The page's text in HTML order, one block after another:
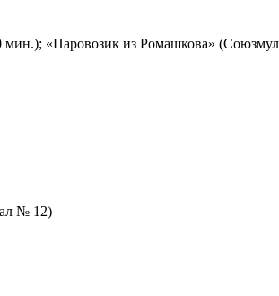
«Паровозик из Ромашкова»
№ 12)